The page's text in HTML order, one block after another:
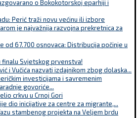
o Bokokotorskoj eparhiji i
Perić traži novu većinu ili izbore
je najvažnija razvojna prekretnica za
od 67.700 osnovaca: Distribucija počinje u
finalu Svjetskog prvenstva!
i Vučića nazvati izdajnikom zbog dolaska...
investicijama i savremenim
govoriće...
crkvu u Crnoj Gori
dio inicijative za centre za migrante,...
stambenog projekta na Veljem brdu